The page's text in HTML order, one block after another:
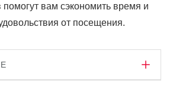
вам сэкономить время и
от посещения.